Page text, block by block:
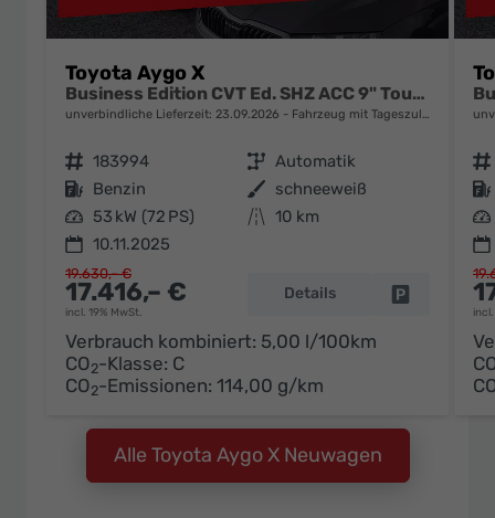
Toyota Aygo X
Business Edition CVT Ed. SHZ ACC 9" Touch CarPlay
unverbindliche Lieferzeit: 23.09.2026 Fahrzeug mit Tageszulassung
Fahrzeugnr. 183994 Getriebe Automatik
Kraftstoff Benzin Außenfarbe schneeweiß
Leistung 53 kW (72 PS) Kilometerstand 10 km
10.11.2025
17.416,– €
incl. 19% MwSt.
19.630,– €
Details Fahrzeug
Verbrauch kombiniert: 5,00 l/100km
CO2-Klasse: C
CO2-Emissionen: 114,00 g/km
Fahrzeugnr.
Kraftstoff
Leistung
Alle Toyota Aygo X Neuwagen